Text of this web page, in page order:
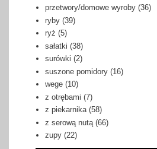
przetwory/domowe wyroby (36)
ryby (39)
ryż (5)
sałatki (38)
surówki (2)
suszone pomidory (16)
wege (10)
z otrębami (7)
z piekarnika (58)
z serową nutą (66)
zupy (22)